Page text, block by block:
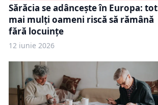
Sărăcia se adâncește în Europa: tot
mai mulți oameni riscă să rămână
fără locuințe
12 iunie 2026